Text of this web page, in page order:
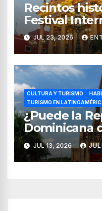
Recintos
Festival
Guanajuato
JUL 23, 2026
CULTURA Y TURISMO
TURISMO EN
¿Puede la
Dominicana
modelo de
más allá del
JUL 13, 2026